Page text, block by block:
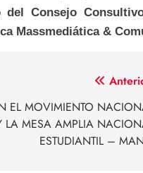
Consejo
Massmediática &
EL MOVIMIENTO
LA MESA AMPLIA
ESTUDIANTIL –